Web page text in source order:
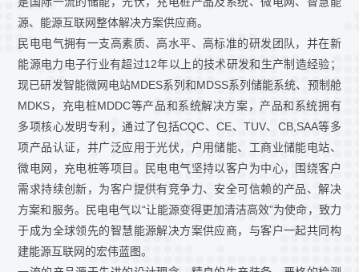
源、能源互联网整体解决方案供应商。
民电电气拥有一支高素质、高水平、高标准的研发团队，并在新
能源电力电子行业有超过12年以上的技术研发和生产制造经验；
现已研发智能微网电站MDES系列和MDSS系列储能系统、预制舱
MDKS，充电桩MDDC等产品和系统解决方案，产品和系统拥有
多项核心发明专利，通过了包括CQC、CE、TUV、CB,SAA等多
项产品认证，并广泛应用于光伏，户用储能、工商业储能电站、
微电网，充电桩等项目。民电电气坚持以客户为中心，围绕客户
需求持续创新，为客户提供有竞争力、安全可信赖的产品、解决
方案和服务。民电电气以“让能源变得更加清洁高效”为使命，致力
于成为全球领先的智慧能源解决方案供应商，与客户一起共同构
建能源互联网的宏伟蓝图。